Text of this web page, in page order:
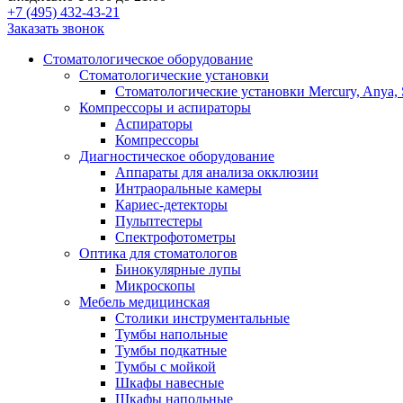
+7 (495) 432-43-21
Заказать звонок
Стоматологическое оборудование
Стоматологические установки
Стоматологические установки Mercury, Anya,
Компрессоры и аспираторы
Аспираторы
Компрессоры
Диагностическое оборудование
Аппараты для анализа окклюзии
Интраоральные камеры
Кариес-детекторы
Пульптестеры
Спектрофотометры
Оптика для стоматологов
Бинокулярные лупы
Микроскопы
Мебель медицинская
Столики инструментальные
Тумбы напольные
Тумбы подкатные
Тумбы с мойкой
Шкафы навесные
Шкафы напольные